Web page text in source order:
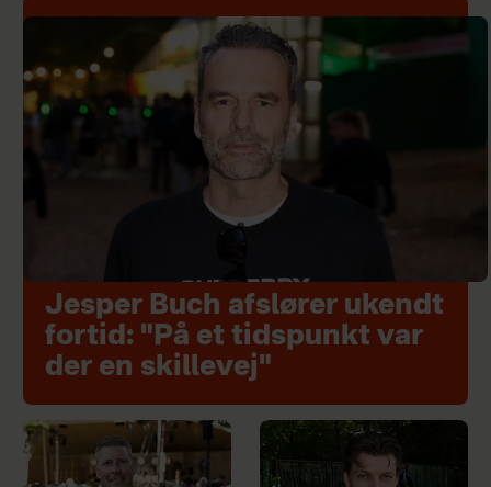
Jesper Buch afslører ukendt
fortid: "På et tidspunkt var
der en skillevej"